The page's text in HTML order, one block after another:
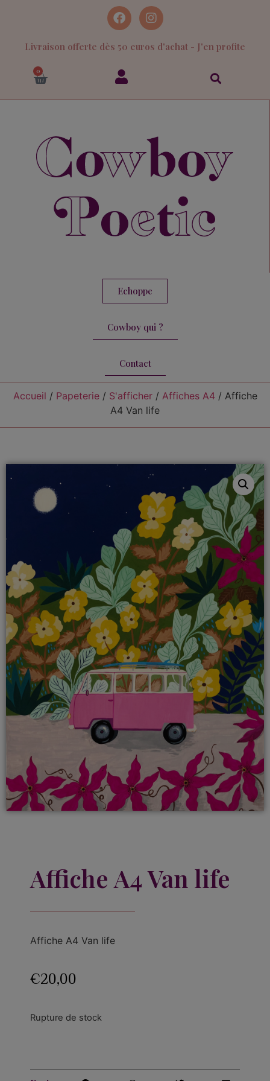
Livraison offerte dès 50 euros d'achat - J'en profite
0
Echoppe
Cowboy qui ?
Contact
Accueil / Papeterie/ S'afficher/ Affiches A4 / Affiche
A4 Van life
Affiche A4 Van life
Affiche A4 Van life
€20,00
Rupture de stock